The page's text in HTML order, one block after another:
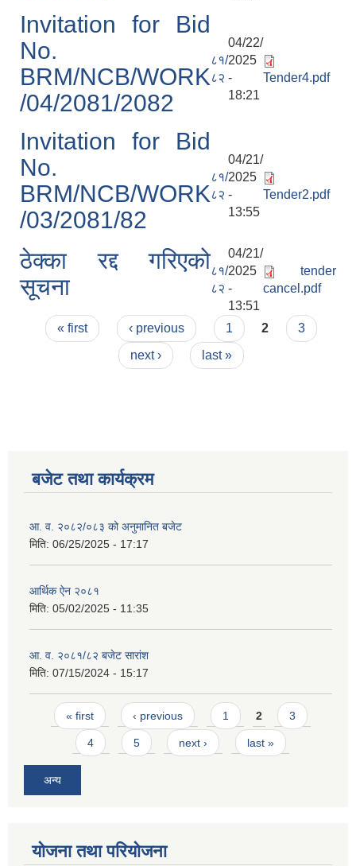
Invitation for Bid
No.
BRM/NCB/WORK
/04/2081/2082
८१/
८२
04/22/
2025
-
18:21
Tender4.pdf
Invitation for Bid
No.
BRM/NCB/WORK
/03/2081/82
८१/
८२
04/21/
2025
-
13:55
Tender2.pdf
ठेक्का रद्द गरिएको
सूचना
८१/
८२
04/21/
2025
-
13:51
tender
cancel.pdf
Pages
« first ‹ previous 1 2
3
next ›
last »
बजेट तथा कार्यक्रम
आ. व. २०८२/०८३ को अनुमानित बजेट
मिति: 06/25/2025 - 17:17
आर्थिक ऐन २०८१
मिति: 05/02/2025 - 11:35
आ. व. २०८१/८२ बजेट सारांश
मिति: 07/15/2024 - 15:17
Pages
« first ‹ previous 1 2 3
4 5 next › last »
अन्य
योजना तथा परियोजना